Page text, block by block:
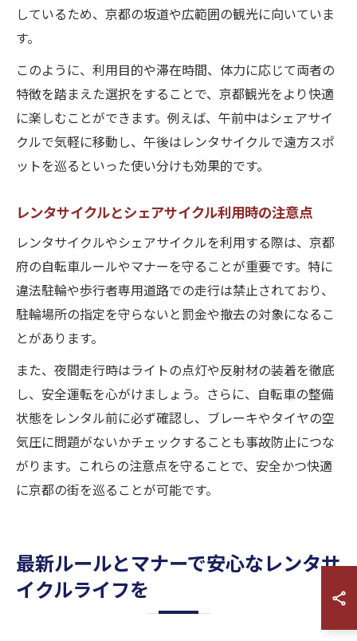
しているため、京都の坂道や広範囲の観光に向いていま
す。
このように、利用目的や滞在時間、体力に応じて両者の
特徴を踏まえた選択をすることで、京都観光をより快適
に楽しむことができます。例えば、午前中はシェアサイ
クルで気軽に移動し、午後はレンタサイクルで遠方スポ
ットを巡るといった使い分けも効果的です。
レンタサイクルとシェアサイクル利用時の注意点
レンタサイクルやシェアサイクルを利用する際は、京都
府の自転車ルールやマナーを守ることが重要です。特に
違法駐輪や歩行者専用道路での走行は禁止されており、
駐輪場所の指定を守らないと罰金や撤去の対象になるこ
とがあります。
また、夜間走行時はライトの点灯や反射材の装着を徹底
し、安全運転を心がけましょう。さらに、自転車の整備
状態をレンタル前に必ず確認し、ブレーキやタイヤの空
気圧に問題がないかチェックすることも事故防止につな
がります。これらの注意点を守ることで、安全かつ快適
に京都の街を巡ることが可能です。
最新ルールとマナーで安心なレンタサ
イクルライフを